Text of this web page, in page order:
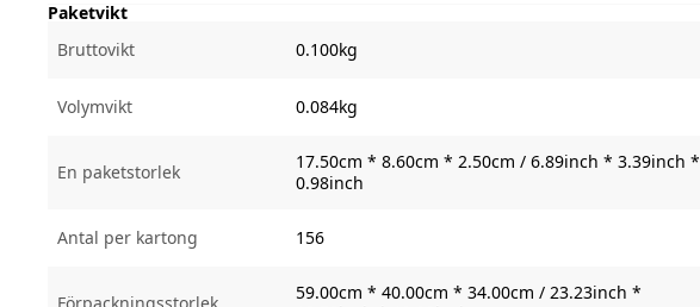
Paketvikt
Bruttovikt
0.100kg
Volymvikt 0.084kg
En paketstorlek
17.50cm * 8.60cm * 2.50cm / 6.89inch * 3.39inch *
0.98inch
Antal per kartong 156
59.00cm * 40.00cm * 34.00cm / 23.23inch *